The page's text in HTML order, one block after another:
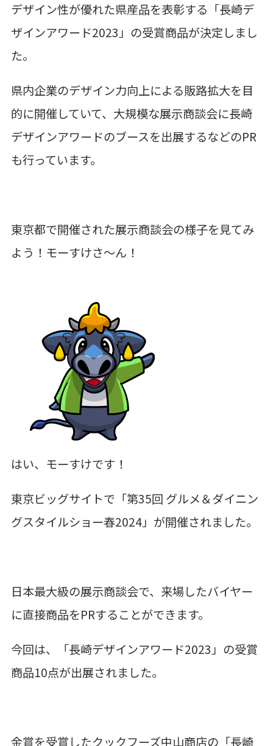
デザイン性が優れた県産品を表彰する「長崎デ
ザインアワード2023」 の受賞商品が決定しまし
た。
県内企業のデザイン力向上による販路拡大を目
的に開催していて、大規模な展示商談会に長崎
デザインアワードのブースを出展するなどのPR
も行っています。
東京都で開催された展示商談会の様子を見てみ
よう！モーすけさ～ん！
はい、モーすけです！
東京ビッグサイトで「第35回 グルメ＆ダイニン
グスタイルショー春2024」が開催されました。
日本最大級の展示商談会で、来場したバイヤー
に直接商品をPRすることができます。
今回は、「長崎デザインアワード2023」の受賞
商品10点が出展されました。
金賞を受賞したクックフーズ中山商店の「長崎